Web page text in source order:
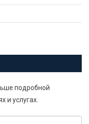
подробной
и услугах.